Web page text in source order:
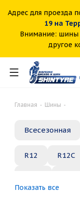
Адрес для проезда
19 на
Внимание: шины
другое
Главная - Шины -
Всесезонная
R12 R12C
Показать все